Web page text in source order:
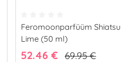
Feromoonparfüüm Shiatsu
Lime (50 ml)
52.46 € 69.95 €